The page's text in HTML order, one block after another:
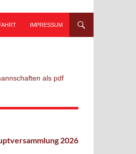
IMPRESSUM
als pdf
2026